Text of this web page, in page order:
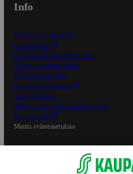
Info
S-Business yrityksille
Oiva-raportit
Osuuskauppojen yhteystiedot
Tilaus- ja toimitusehdot
Tietosuojakäytäntö
Palvelun käyttöehdot
Saavutettavuus
Mobiilisovelluksen saavutettavuus
Mainostajalle
Muuta evästeasetuksia
S-ryhmän palvelut